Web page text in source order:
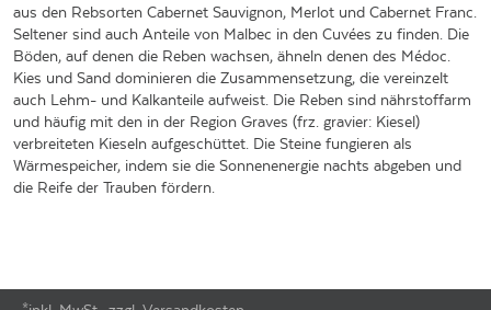
aus den Rebsorten Cabernet Sauvignon, Merlot und Cabernet Franc.
Seltener sind auch Anteile von Malbec in den Cuvées zu finden. Die
Böden, auf denen die Reben wachsen, ähneln denen des Médoc.
Kies und Sand dominieren die Zusammensetzung, die vereinzelt
auch Lehm- und Kalkanteile aufweist. Die Reben sind nährstoffarm
und häufig mit den in der Region Graves (frz. gravier: Kiesel)
verbreiteten Kieseln aufgeschüttet. Die Steine fungieren als
Wärmespeicher, indem sie die Sonnenenergie nachts abgeben und
die Reife der Trauben fördern.